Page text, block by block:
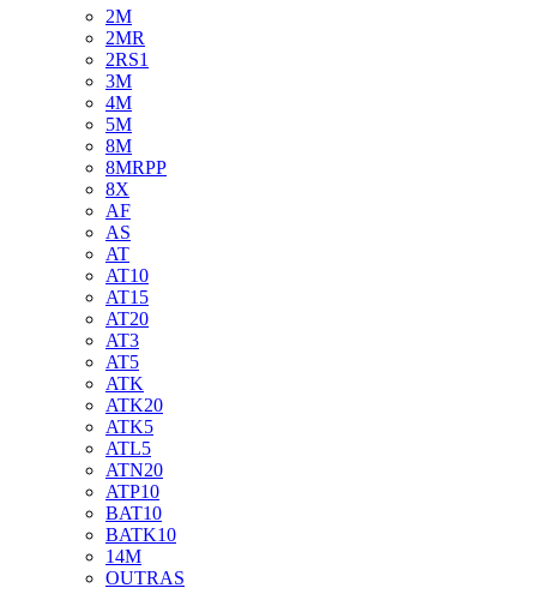
2M
2MR
2RS1
3M
4M
5M
8M
8MRPP
8X
AF
AS
AT
AT10
AT15
AT20
AT3
AT5
ATK
ATK20
ATK5
ATL5
ATN20
ATP10
BAT10
BATK10
14M
OUTRAS